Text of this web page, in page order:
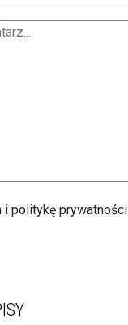
i politykę prywatności